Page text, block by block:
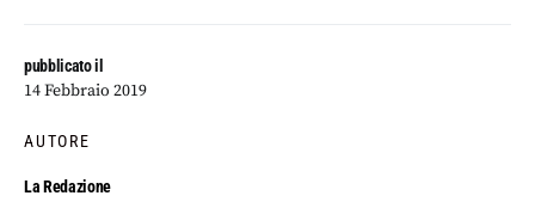
pubblicato il
14 Febbraio 2019
AUTORE
La Redazione